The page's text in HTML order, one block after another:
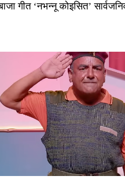
गीत ‘नभन्नू कोइसित’